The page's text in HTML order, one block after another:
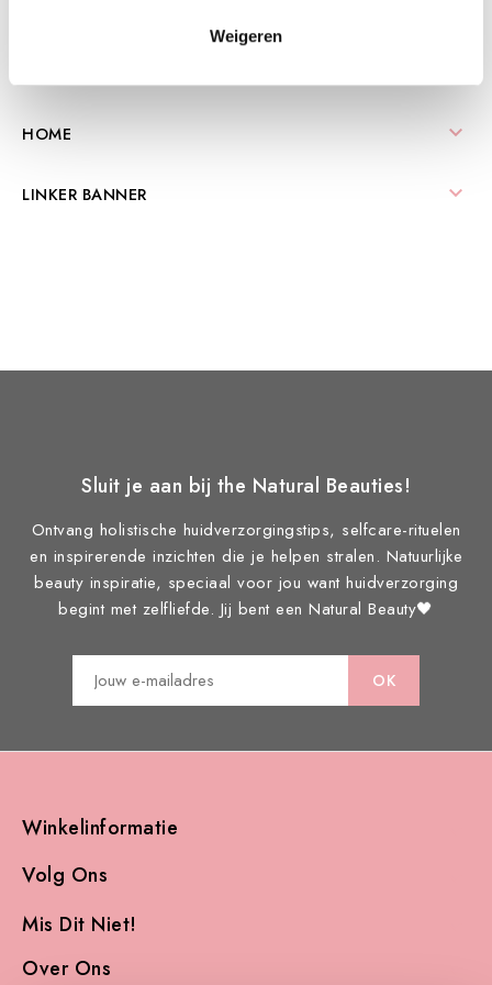
Weigeren
HOME 
LINKER BANNER 
Sluit je aan bij the Natural Beauties!
Ontvang holistische huidverzorgingstips, selfcare-rituelen
en inspirerende inzichten die je helpen stralen. Natuurlijke
beauty inspiratie, speciaal voor jou want huidverzorging
begint met zelfliefde. Jij bent een Natural Beauty🖤
Winkelinformatie
Volg Ons
Mis Dit Niet!
Over Ons